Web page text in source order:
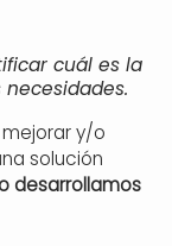
cuál es la
y/o
solución
desarrollamos